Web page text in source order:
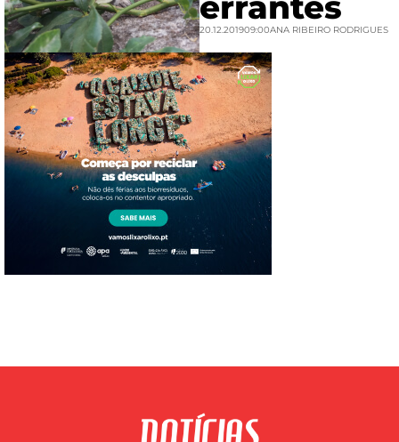
20.12.201909:00ANA RIBEIRO RODRIGUES